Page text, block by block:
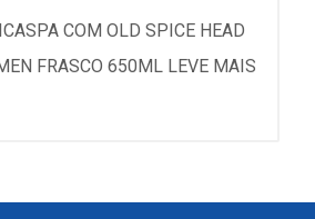
COM OLD SPICE HEAD
FRASCO 650ML LEVE MAIS